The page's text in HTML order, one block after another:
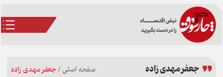
جعفر مهدی زاده صفحه اصلی/جعفر مهدی زاده